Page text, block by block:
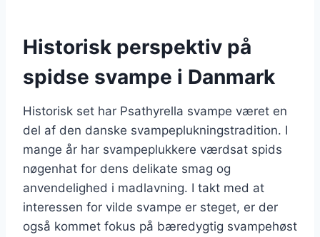
Historisk perspektiv på
spidse svampe i Danmark
Historisk set har Psathyrella svampe været en
del af den danske svampeplukningstradition. I
mange år har svampeplukkere værdsat spids
nøgenhat for dens delikate smag og
anvendelighed i madlavning. I takt med at
interessen for vilde svampe er steget, er der
også kommet fokus på bæredygtig svampehøst